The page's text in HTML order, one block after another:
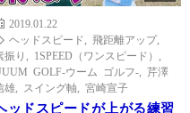
2019.01.22
ヘッドスピード
飛距離アップ,
振り
1SPEED（ワンスピード）
GOLF-ウーム ゴルフ-
芹澤
雄
スイング軸 宮崎宣子
ッドスピードが上がる練習